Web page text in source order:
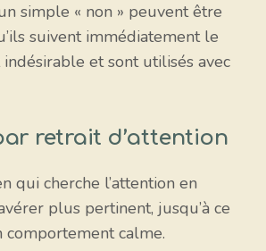
simple « non » peuvent être
suivent immédiatement le
et sont utilisés avec
retrait d’attention
qui cherche l’attention en
plus pertinent, jusqu’à ce
comportement calme.